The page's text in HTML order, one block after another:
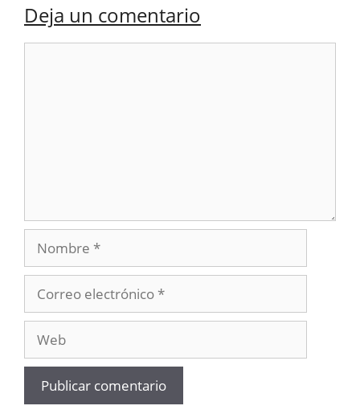
Deja un comentario
Nombre
electrónico